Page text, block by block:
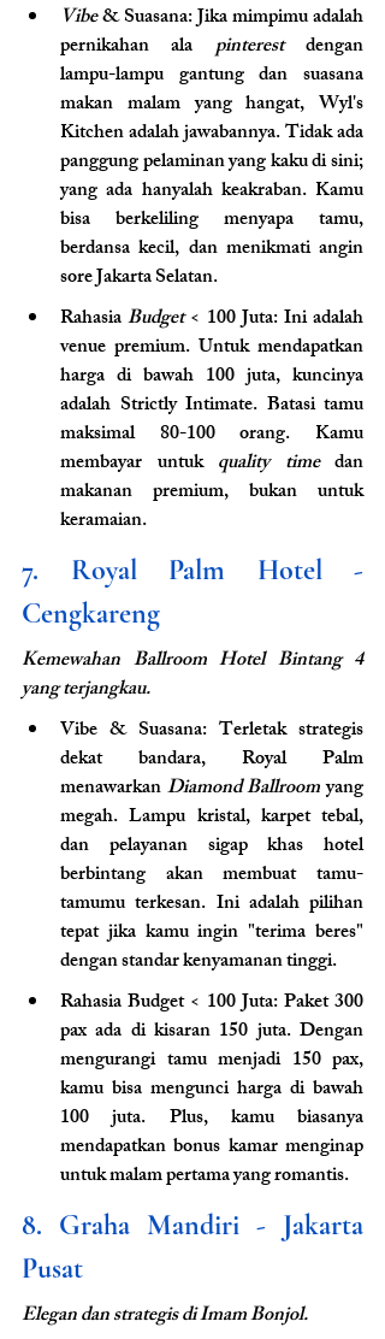
Vibe & Suasana: Jika mimpimu adalah
pernikahan ala pinterest dengan
lampu-lampu gantung dan suasana
makan malam yang hangat, Wyl's
Kitchen adalah jawabannya. Tidak ada
panggung pelaminan yang kaku di sini;
yang ada hanyalah keakraban. Kamu
bisa berkeliling menyapa tamu,
berdansa kecil, dan menikmati angin
sore Jakarta Selatan.
Rahasia Budget < 100 Juta: Ini adalah
venue premium. Untuk mendapatkan
harga di bawah 100 juta, kuncinya
adalah Strictly Intimate. Batasi tamu
maksimal 80-100 orang. Kamu
membayar untuk quality time dan
makanan premium, bukan untuk
keramaian.
7. Royal Palm Hotel -
Cengkareng
Kemewahan Ballroom Hotel Bintang 4
yang terjangkau.
Vibe & Suasana: Terletak strategis
dekat bandara, Royal Palm
menawarkan Diamond Ballroom yang
megah. Lampu kristal, karpet tebal,
dan pelayanan sigap khas hotel
berbintang akan membuat tamu-
tamumu terkesan. Ini adalah pilihan
tepat jika kamu ingin "terima beres"
dengan standar kenyamanan tinggi.
Rahasia Budget < 100 Juta: Paket 300
pax ada di kisaran 150 juta. Dengan
mengurangi tamu menjadi 150 pax,
kamu bisa mengunci harga di bawah
100 juta. Plus, kamu biasanya
mendapatkan bonus kamar menginap
untuk malam pertama yang romantis.
8. Graha Mandiri - Jakarta
Pusat
Elegan dan strategis di Imam Bonjol.